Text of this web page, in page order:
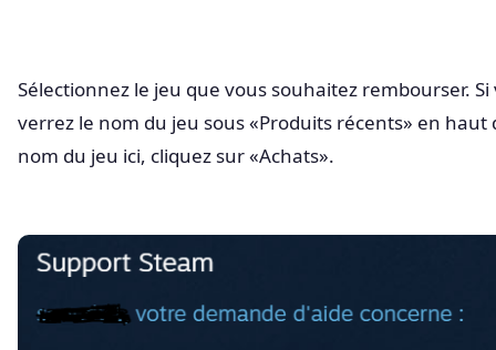
Sélectionnez le jeu que vous souhaitez rembourser.
verrez le nom du jeu sous «Produits récents» en haut
nom du jeu ici, cliquez sur «Achats».